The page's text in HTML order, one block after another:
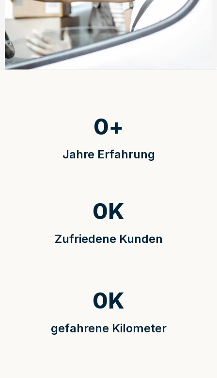
Jahre Erfahrung
0+
Zufriedene Kunden
0K
gefahrene Kilometer
0K